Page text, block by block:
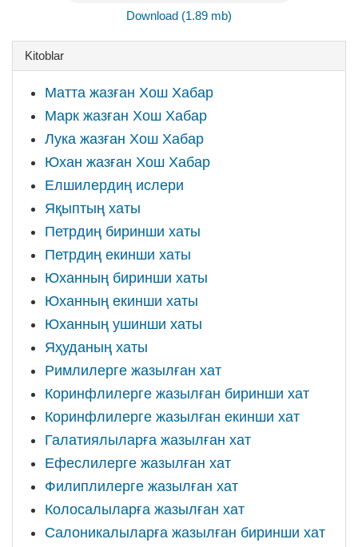
Download (1.89 mb)
Kitoblar
Матта жазған Хош Хабар
Марк жазған Хош Хабар
Лука жазған Хош Хабар
Юхан жазған Хош Хабар
Елшилердиң ислери
Яқыптың хаты
Петрдиң биринши хаты
Петрдиң екинши хаты
Юханның биринши хаты
Юханның екинши хаты
Юханның ушинши хаты
Яҳуданың хаты
Римлилерге жазылған хат
Коринфлилерге жазылған биринши хат
Коринфлилерге жазылған екинши хат
Галатиялыларға жазылған хат
Ефеслилерге жазылған хат
Филиплилерге жазылған хат
Колосалыларға жазылған хат
Салоникалыларға жазылған биринши хат